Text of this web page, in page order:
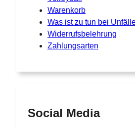
Warenkorb
Was ist zu tun bei
Widerrufsbelehrung
Zahlungsarten
Social Media